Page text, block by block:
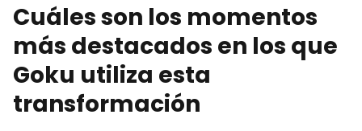
Cuáles son los momentos
más destacados en los que
Goku utiliza esta
transformación